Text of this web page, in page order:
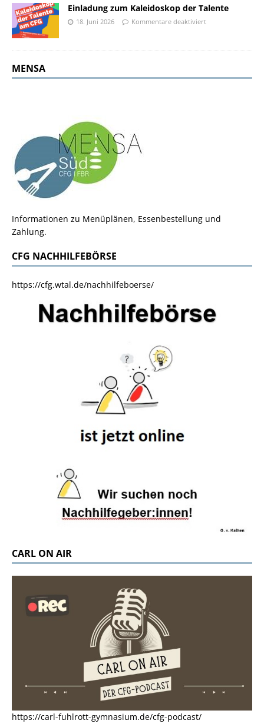
Einladung zum Kaleidoskop der Talente
18. Juni 2026 Kommentare deaktiviert
MENSA
Informationen zu Menüplänen, Essenbestellung und
Zahlung.
CFG NACHHILFEBÖRSE
https://cfg.wtal.de/nachhilfeboerse/
CARL ON AIR
https://carl-fuhlrott-gymnasium.de/cfg-podcast/